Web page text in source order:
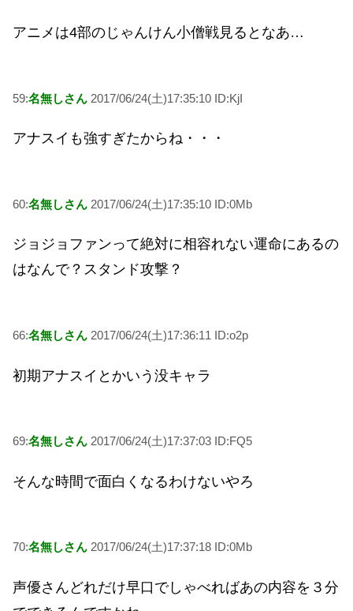
アニメは4部のじゃんけん小僧戦見るとなあ…
59:名無しさん 2017/06/24(土)17:35:10 ID:KjI
アナスイも強すぎたからね・・・
60:名無しさん 2017/06/24(土)17:35:10 ID:0Mb
ジョジョファンって絶対に相容れない運命にあるの
はなんで？スタンド攻撃？
66:名無しさん 2017/06/24(土)17:36:11 ID:o2p
初期アナスイとかいう没キャラ
69:名無しさん 2017/06/24(土)17:37:03 ID:FQ5
そんな時間で面白くなるわけないやろ
70:名無しさん 2017/06/24(土)17:37:18 ID:0Mb
声優さんどれだけ早口でしゃべればあの内容を３分